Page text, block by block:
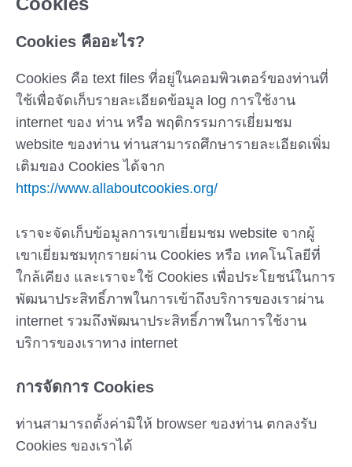
Cookies คืออะไร?
Cookies คือ text files ที่อยู่ในคอมพิวเตอร์ของท่านที่
ใช้เพื่อจัดเก็บรายละเอียดข้อมูล log การใช้งาน
internet ของ ท่าน หรือ พฤติกรรมการเยี่ยมชม
website ของท่าน ท่านสามารถศึกษารายละเอียดเพิ่ม
เติมของ Cookies ได้จาก
https://www.allaboutcookies.org/
เราจะจัดเก็บข้อมูลการเขาเยี่ยมชม website จากผู้
เขาเยี่ยมชมทุกรายผ่าน Cookies หรือ เทคโนโลยีที่
ใกล้เคียง และเราจะใช้ Cookies เพื่อประโยชน์ในการ
พัฒนาประสิทธิ์ภาพในการเข้าถึงบริการของเราผ่าน
internet รวมถึงพัฒนาประสิทธิ์ภาพในการใช้งาน
บริการของเราทาง internet
การจัดการ Cookies
ท่านสามารถตั้งค่ามิให้ browser ของท่าน ตกลงรับ
Cookies ของเราได้